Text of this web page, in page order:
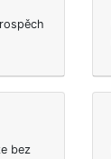
bez